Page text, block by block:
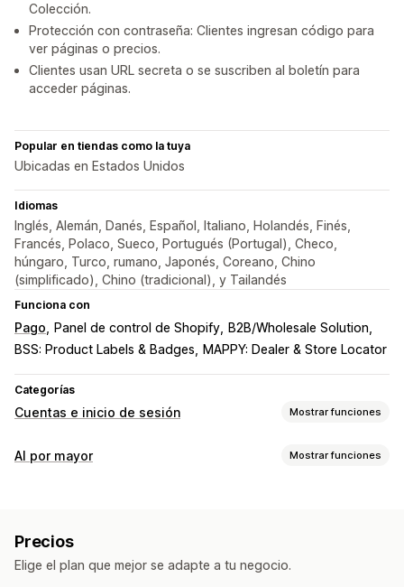
Colección.
Protección con contraseña: Clientes ingresan código para
ver páginas o precios.
Clientes usan URL secreta o se suscriben al boletín para
acceder páginas.
Popular en tiendas como la tuya
Ubicadas en Estados Unidos
Idiomas
Inglés, Alemán, Danés, Español, Italiano, Holandés, Finés,
Francés, Polaco, Sueco, Portugués (Portugal), Checo,
húngaro, Turco, rumano, Japonés, Coreano, Chino
(simplificado), Chino (tradicional), y Tailandés
Funciona con
Pago Panel de control de Shopify
B2B/Wholesale Solution
BSS: Product Labels & Badges
MAPPY: Dealer & Store Locator
Categorías
Cuentas e inicio de sesión Mostrar funciones
Gestión de cuenta
Restringir acceso
Protección con contraseña
Enlace secreto
Al por mayor Mostrar funciones
Precios
Elige el plan que mejor se adapte a tu negocio.